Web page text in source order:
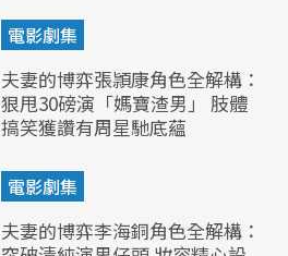
電影劇集
夫妻的博弈張頴康角色全解構：
狠甩30磅演「媽寶渣男」 肢體
搞笑獲讚有周星馳底蘊
電影劇集
夫妻的博弈李海銅角色全解構：